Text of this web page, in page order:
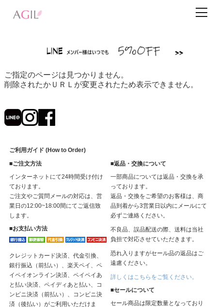
ご指定のページは見つかりません。
削除されたかＵＲＬが変更されたため表示できません。
ご利用ガイド (How to Order)
■ご注文方法
インターネットにて24時間受け付け
ております。
ご注文やご質問メールの対応は、営
業日の12:00~18:00間にてご返信致
します。
■お支払い方法
クレジットカード決済、代金引換、
銀行振込（前払い）、楽天ペイ、ペ
イペイオンライン決済、ペイペイあ
と払い決済、ペイディあと払い、コ
ンビニ決済（前払い）、コンビニ決
済（後払い）がご利用いただけま
■返品・交換について
一部商品については返品・交換を承
っております。
返品・交換をご希望のお客様は、商
品到着から3営業日以内にメールにて
必ずご連絡ください。
不良品、誤品配送の際、送料は当社
負担で対応させていただきます。
恐れ入りますがセール品の返品はご
遠慮ください。
詳しくはこちらをご覧ください。
■セールについて
セール商品は限定数量となっており